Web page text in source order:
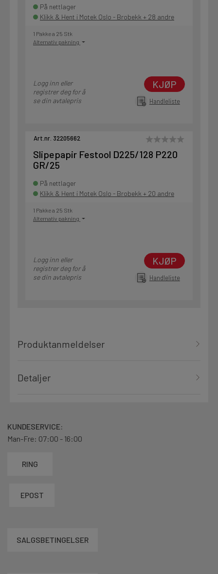
På nettlager
Klikk & Hent i Motek Oslo - Brobekk + 28 andre
1 Pakke a 25 Stk
Alternativ pakning
Logg inn eller
registrer deg for å
se din avtalepris
KJØP
Handleliste
Art.nr. 32205662
Slipepapir Festool D225/128 P220
GR/25
På nettlager
Klikk & Hent i Motek Oslo - Brobekk + 20 andre
1 Pakke a 25 Stk
Alternativ pakning
Logg inn eller
registrer deg for å
se din avtalepris
KJØP
Handleliste
Produktanmeldelser
Detaljer
KUNDESERVICE:
Man-Fre: 07:00 - 16:00
RING
EPOST
SALGSBETINGELSER